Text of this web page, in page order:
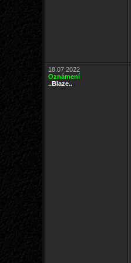
18.07.2022
Oznámení
..Blaze..